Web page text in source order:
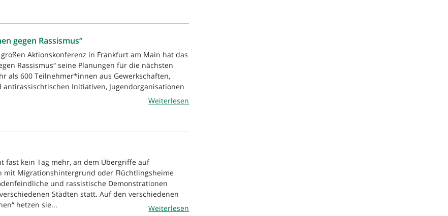
gegen Rassismus“
Aktionskonferenz in Frankfurt am Main hat das
Rassismus“ seine Planungen für die nächsten
als 600 Teilnehmer*innen aus Gewerkschaften,
Initiativen, Jugendorganisationen
Weiterlesen
fast kein Tag mehr, an dem Übergriffe auf
mit Migrationshintergrund oder Flüchtlingsheime
und rassistische Demonstrationen
Städten statt. Auf den verschiedenen
hetzen sie...
Weiterlesen